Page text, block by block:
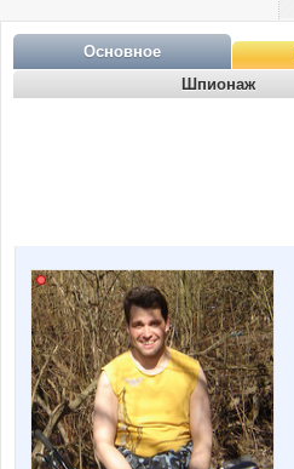
Основное
Шпионаж